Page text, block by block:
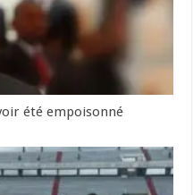
été empoisonné